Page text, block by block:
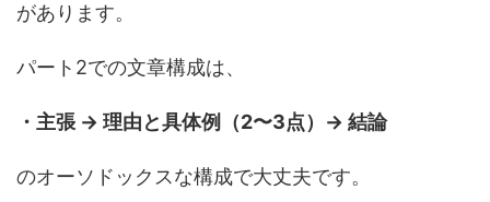
があります。
パート2での文章構成は、
・主張 → 理由と具体例（2〜3点）→ 結論
のオーソドックスな構成で大丈夫です。